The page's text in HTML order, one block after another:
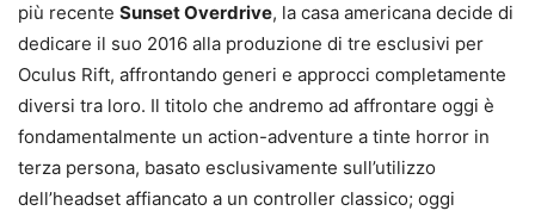
più recente Sunset Overdrive, la casa americana decide di
dedicare il suo 2016 alla produzione di tre esclusivi per
Oculus Rift, affrontando generi e approcci completamente
diversi tra loro. Il titolo che andremo ad affrontare oggi è
fondamentalmente un action-adventure a tinte horror in
terza persona, basato esclusivamente sull’utilizzo
dell’headset affiancato a un controller classico; oggi